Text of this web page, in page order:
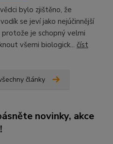
bylo zjištěno, že
se jeví jako nejúčinnější
je schopný velmi
všemi biologick... číst
články
novinky, akce